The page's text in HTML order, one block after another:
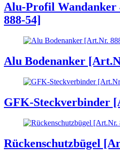
Alu-Profil Wandanker
888-54]
Alu Bodenanker
GFK-Steckverbinder
Rückenschutzbügel